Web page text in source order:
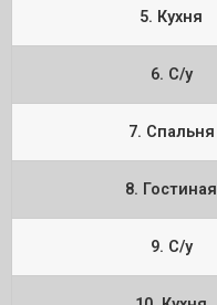
5. Кухня
6. С/у
7. Спальня
8. Гостиная
9. С/у